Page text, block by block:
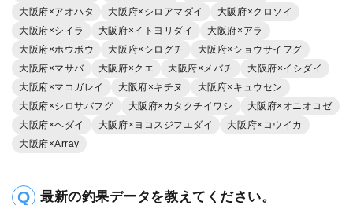
大阪府×アオハタ
大阪府×シロアマダイ
大阪府×クロソイ
大阪府×シイラ
大阪府×イトヨリダイ
大阪府×アラ
大阪府×ホウボウ
大阪府×シログチ
大阪府×ショウサイフグ
大阪府×マサバ
大阪府×クエ 大阪府×メバチ
大阪府×イシダイ
大阪府×マコガレイ
大阪府×キチヌ
大阪府×キュウセン
大阪府×シロサバフグ
大阪府×カタクチイワシ
大阪府×オニオコゼ
大阪府×ヘダイ
大阪府×ヨコスジフエダイ
大阪府×コウイカ
大阪府×Array
最新の釣果データを教えてください。